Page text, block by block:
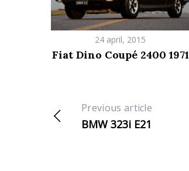
24 april, 2015
Fiat Dino Coupé 2400 1971
Previous article
BMW 323i E21